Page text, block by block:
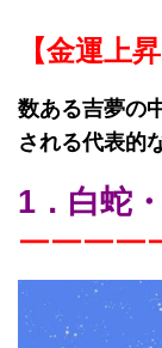
【金運上
数ある吉夢の
される代表的
1．白蛇
￣￣￣￣